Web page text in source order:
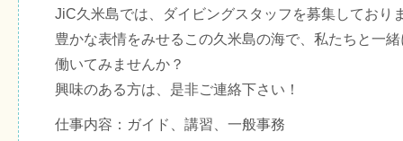
JiC久米島では、ダイビングスタッフを募集しており
豊かな表情をみせるこの久米島の海で、私たちと一緒
働いてみませんか？
興味のある方は、是非ご連絡下さい！
仕事内容：ガイド、講習、一般事務